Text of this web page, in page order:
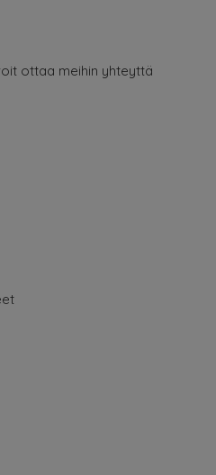
ottaa meihin yhteyttä